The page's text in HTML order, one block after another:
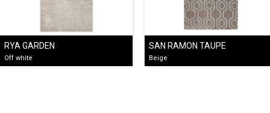
RYA GARDEN
Off white
SAN RAMON TAUPE
Beige